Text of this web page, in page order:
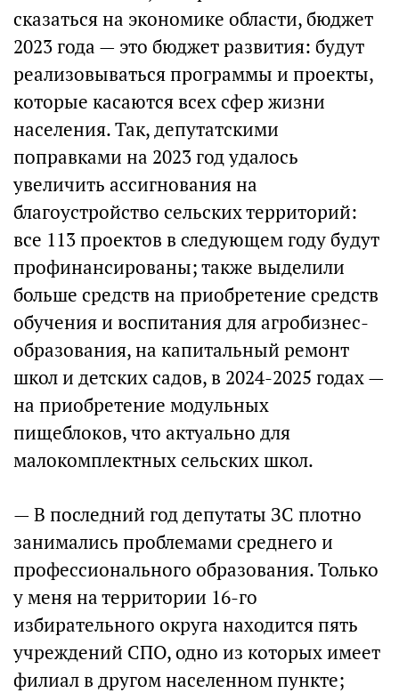
сказаться на экономике области, бюджет
2023 года — это бюджет развития: будут
реализовываться программы и проекты,
которые касаются всех сфер жизни
населения. Так, депутатскими
поправками на 2023 год удалось
увеличить ассигнования на
благоустройство сельских территорий:
все 113 проектов в следующем году будут
профинансированы; также выделили
больше средств на приобретение средств
обучения и воспитания для агробизнес-
образования, на капитальный ремонт
школ и детских садов, в 2024-2025 годах —
на приобретение модульных
пищеблоков, что актуально для
малокомплектных сельских школ.
— В последний год депутаты ЗС плотно
занимались проблемами среднего и
профессионального образования. Только
у меня на территории 16-го
избирательного округа находится пять
учреждений СПО, одно из которых имеет
филиал в другом населенном пункте;